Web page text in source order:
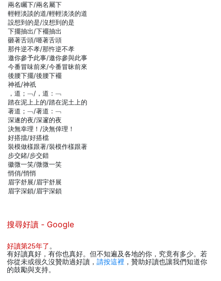
兩名矚下/兩名屬下
輕輕淡談的道/輕輕淡淡的道
設想到的是/沒想到的是
下擺抽出/下襬抽出
砸著舌頭/咂著舌頭
那件逆不孝/那忤逆不孝
邀你參予此事/邀你參與此事
今番冒味前來/今番冒昧前來
後腰下擺/後腰下襬
神祗/神祇
，道；﹁/，道：﹁
踏在泥上上的/踏在泥土上的
著道；﹁/著道：﹁
深遂的夜/深邃的夜
決無幸理！/決無倖理！
好搭擋/好搭檔
裝模做樣跟著/裝模作樣跟著
步交鍺/步交錯
徽微一笑/微微一笑
悄俏/悄悄
眉字舒展/眉宇舒展
眉字深鎖/眉宇深鎖
搜尋好讀 - Google
好讀第25年了 。
有好讀真好，有你也真好。但不知遍及各地的你，究竟有多少。若
你從未或很久沒贊助過好讀，請按這裡 ，贊助好讀也讓我們知道你
的鼓勵與支持。